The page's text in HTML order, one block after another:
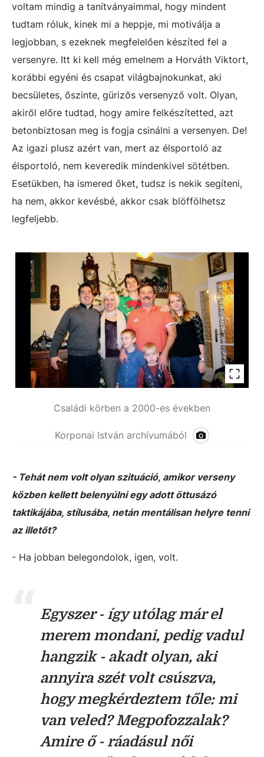
voltam mindig a tanítványaimmal, hogy mindent
tudtam róluk, kinek mi a heppje, mi motiválja a
legjobban, s ezeknek megfelelően készíted fel a
versenyre. Itt ki kell még emelnem a Horváth Viktort,
korábbi egyéni és csapat világbajnokunkat, aki
becsületes, őszinte, gürizős versenyző volt. Olyan,
akiről előre tudtad, hogy amire felkészítetted, azt
betonbiztosan meg is fogja csinálni a versenyen. De!
Az igazi plusz azért van, mert az élsportoló az
élsportoló, nem keveredik mindenkivel sötétben.
Esetükben, ha ismered őket, tudsz is nekik segíteni,
ha nem, akkor kevésbé, akkor csak blöffölhetsz
legfeljebb.
Családi körben a 2000-es években
Korponai István archívumából
- Tehát nem volt olyan szituáció, amikor verseny
közben kellett belenyúlni egy adott öttusázó
taktikájába, stílusába, netán mentálisan helyre tenni
az illetőt?
- Ha jobban belegondolok, igen, volt.
Egyszer - így utólag már el
merem mondani, pedig vadul
hangzik - akadt olyan, aki
annyira szét volt csúszva,
hogy megkérdeztem tőle: mi
van veled? Megpofozzalak?
Amire ő - ráadásul női